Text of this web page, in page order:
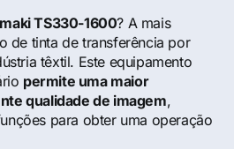
TS330-1600? A mais
de tinta de transferência por
têxtil. Este equipamento
permite uma maior
qualidade de imagem,
para obter uma operação